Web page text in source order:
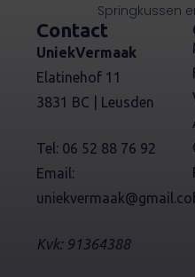
Springkussen
Contact
UniekVermaak
Elatinehof 11
3831 BC | Leusden
Tel: 06 52 88 76 92
Email:
Kvk: 91364388